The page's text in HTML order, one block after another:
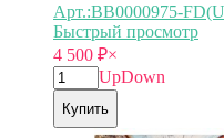
Арт.:BB0000975-
Быстрый просмотр
4 500 ₽×
UpDown
Купить